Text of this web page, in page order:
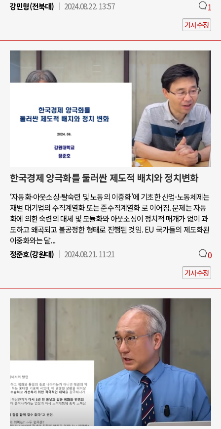
강민형(전북대)
2024.08.22. 13:57 1
기사수정
한국경제 양극화를 둘러싼 제도적 배치와 정치변화
‘자동화-아웃소싱-탈숙련 및 노동의 이중화’에 기초한 산업-노동체제는
재벌 대기업의 수직계열화 또는 준수직계열화 로 이어짐. 문제는 자동
화에 의한 숙련의 대체 및 모듈화와 아웃소싱이 정치적 매개가 없이 과
도하고 왜곡되고 불공정한 형태로 진행된 것임. EU 국가들의 제도화된
이중화와는 달...
정준호(강원대)
2024.08.21. 11:21 0
기사수정